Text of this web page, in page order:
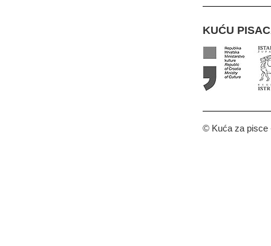
KUĆU
© Kuća za pisce